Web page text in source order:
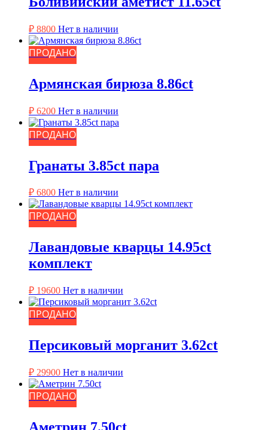
₽ 8800 Нет в наличии
ПРОДАНО
Армянская бирюза 8.86ct
₽ 6200 Нет в наличии
ПРОДАНО
Гранаты 3.85ct пара
₽ 6800 Нет в наличии
ПРОДАНО
Лавандовые кварцы 14.95ct
комплект
₽ 19600 Нет в наличии
ПРОДАНО
Персиковый морганит 3.62ct
₽ 29900 Нет в наличии
ПРОДАНО